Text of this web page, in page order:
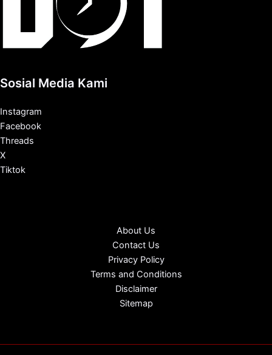
Sosial Media Kami
Instagram
Facebook
Threads
X
Tiktok
About Us
Contact Us
Privacy Policy
Terms and Conditions
Disclaimer
Sitemap